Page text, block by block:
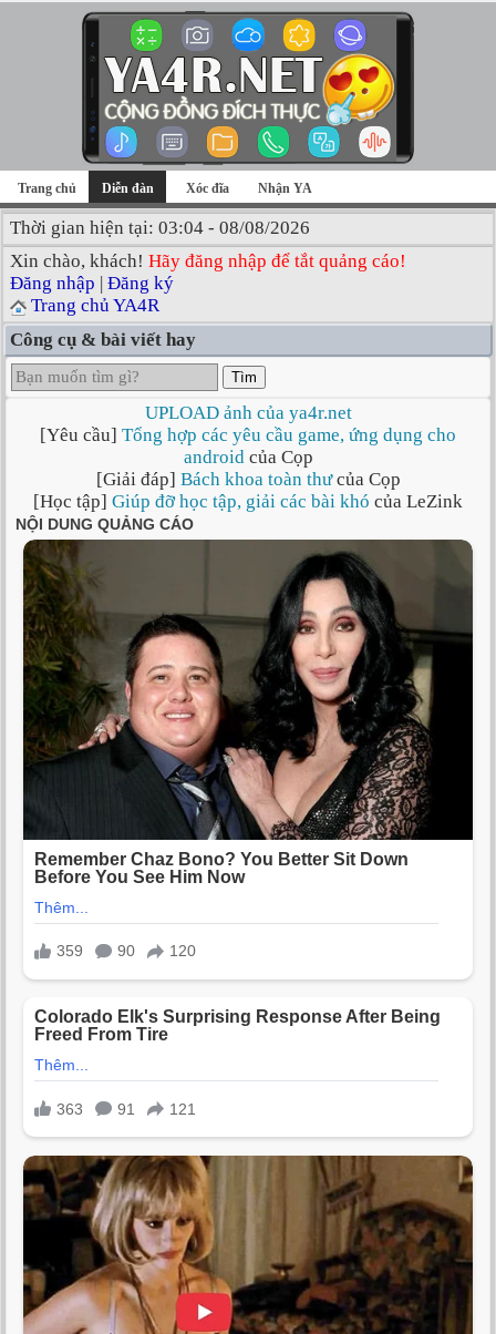
Trang chủ Diễn đàn Xóc đĩa Nhận YA
Thời gian hiện tại: 03:04 - 08/08/2026
Xin chào, khách! Hãy đăng nhập để tắt quảng cáo!
Đăng nhập | Đăng ký
Trang chủ YA4R
Công cụ & bài viết hay
Tìm
UPLOAD ảnh của ya4r.net
[Yêu cầu] Tổng hợp các yêu cầu game, ứng dụng cho
androidcủa Cọp
[Giải đáp] Bách khoa toàn thưcủa Cọp
[Học tập] Giúp đỡ học tập, giải các bài khó của LeZink